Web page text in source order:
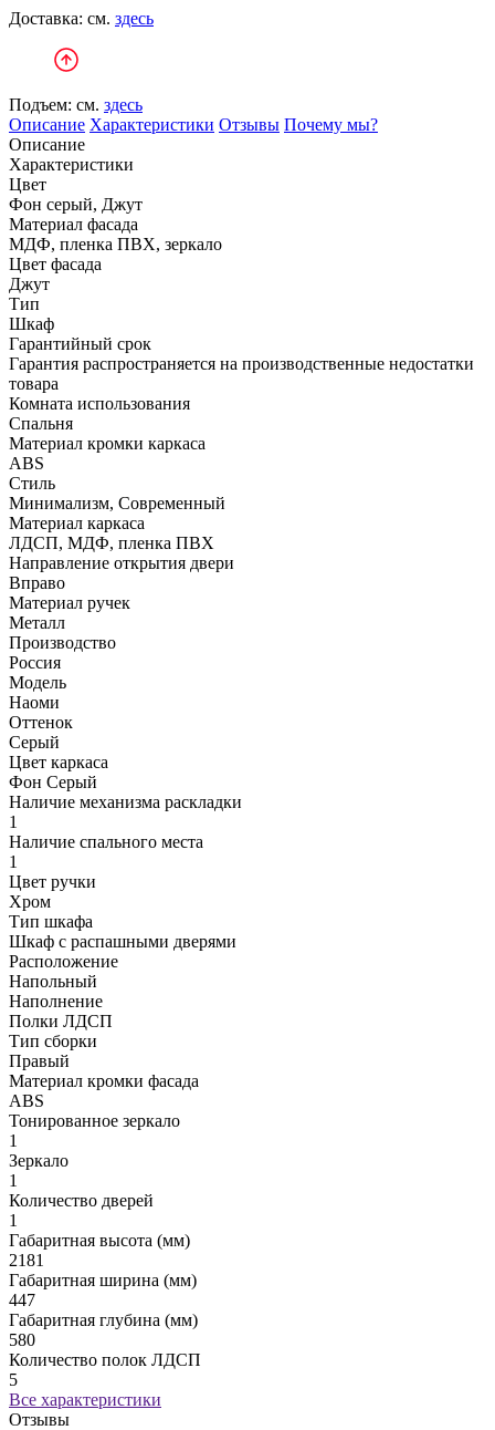
Доставка: см. здесь
Подъем: см. здесь
Описание Характеристики Отзывы Почему мы?
Описание
Характеристики
Цвет
Фон серый, Джут
Материал фасада
МДФ, пленка ПВХ, зеркало
Цвет фасада
Джут
Тип
Шкаф
Гарантийный срок
Гарантия распространяется на производственные недостатки
товара
Комната использования
Спальня
Материал кромки каркаса
ABS
Стиль
Минимализм, Современный
Материал каркаса
ЛДСП, МДФ, пленка ПВХ
Направление открытия двери
Вправо
Материал ручек
Металл
Производство
Россия
Модель
Наоми
Оттенок
Серый
Цвет каркаса
Фон Серый
Наличие механизма раскладки
1
Наличие спального места
1
Цвет ручки
Хром
Тип шкафа
Шкаф с распашными дверями
Расположение
Напольный
Наполнение
Полки ЛДСП
Тип сборки
Правый
Материал кромки фасада
ABS
Тонированное зеркало
1
Зеркало
1
Количество дверей
1
Габаритная высота (мм)
2181
Габаритная ширина (мм)
447
Габаритная глубина (мм)
580
Количество полок ЛДСП
5
Все характеристики
Отзывы